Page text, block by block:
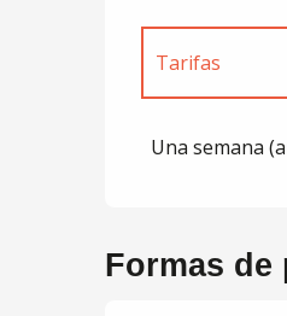
Tarifas
Una semana
Formas de